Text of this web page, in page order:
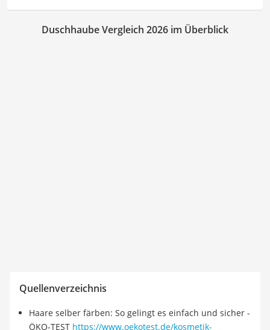
Duschhaube Vergleich 2026 im Überblick
Quellenverzeichnis
Haare selber färben: So gelingt es einfach und sicher -
ÖKO-TEST https://www.oekotest.de/kosmetik-